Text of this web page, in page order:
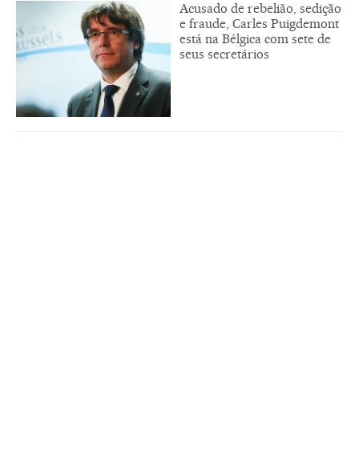
Acusado de rebelião, sedição
e fraude, Carles Puigdemont
está na Bélgica com sete de
seus secretários